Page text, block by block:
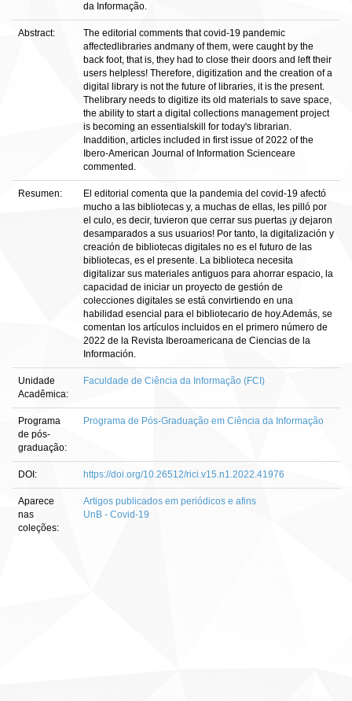
da Informação.
Abstract:
The editorial comments that covid-19 pandemic
affectedlibraries andmany of them, were caught by the
back foot, that is, they had to close their doors and left their
users helpless! Therefore, digitization and the creation of a
digital library is not the future of libraries, it is the present.
Thelibrary needs to digitize its old materials to save space,
the ability to start a digital collections management project
is becoming an essentialskill for today's librarian.
Inaddition, articles included in first issue of 2022 of the
Ibero-American Journal of Information Scienceare
commented.
Resumen:
El editorial comenta que la pandemia del covid-19 afectó
mucho a las bibliotecas y, a muchas de ellas, les pilló por
el culo, es decir, tuvieron que cerrar sus puertas ¡y dejaron
desamparados a sus usuarios! Por tanto, la digitalización y
creación de bibliotecas digitales no es el futuro de las
bibliotecas, es el presente. La biblioteca necesita
digitalizar sus materiales antiguos para ahorrar espacio, la
capacidad de iniciar un proyecto de gestión de
colecciones digitales se está convirtiendo en una
habilidad esencial para el bibliotecario de hoy.Además, se
comentan los artículos incluidos en el primero número de
2022 de la Revista Iberoamericana de Ciencias de la
Información.
Unidade
Acadêmica:
Faculdade de Ciência da Informação (FCI)
Programa
de pós-
graduação:
Programa de Pós-Graduação em Ciência da Informação
DOI: https://doi.org/10.26512/rici.v15.n1.2022.41976
Aparece
nas
coleções:
Artigos publicados em periódicos e afins
UnB - Covid-19